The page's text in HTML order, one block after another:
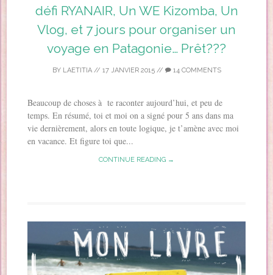
défi RYANAIR, Un WE Kizomba, Un
Vlog, et 7 jours pour organiser un
voyage en Patagonie… Prêt???
BY LAETITIA// 17 JANVIER 2015// 14 COMMENTS
Beaucoup de choses à te raconter aujourd’hui, et peu de
temps. En résumé, toi et moi on a signé pour 5 ans dans ma
vie dernièrement, alors en toute logique, je t’amène avec moi
en vacance. Et figure toi que...
CONTINUE READING →